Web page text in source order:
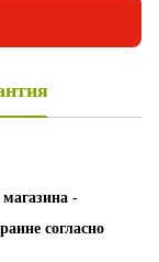
-
согласно